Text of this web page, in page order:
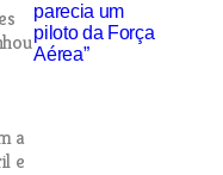
a
e